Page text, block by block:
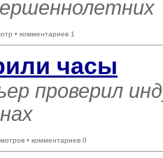
• комментариев 1
часы
проверил
• комментариев 0